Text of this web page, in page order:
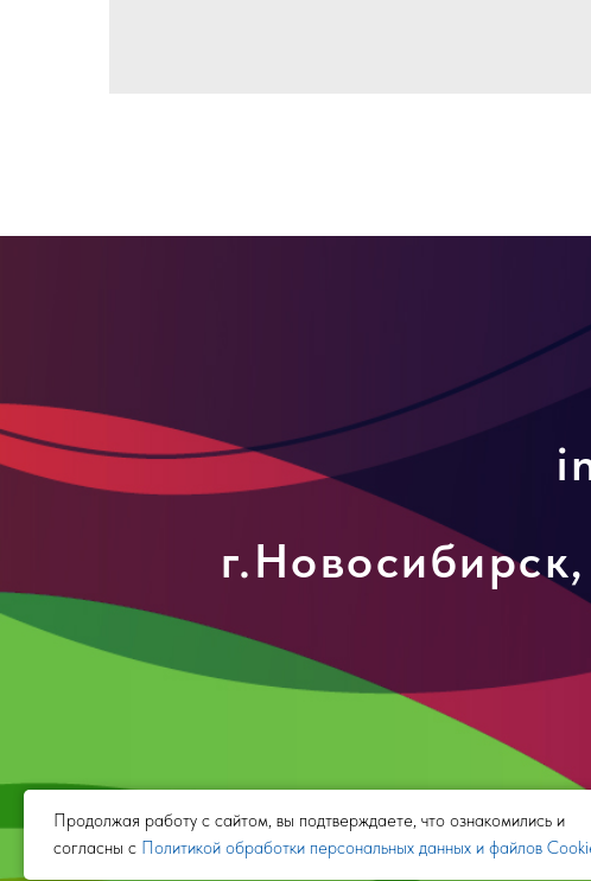
Продолжая работу с сайтом, вы подтверждаете, что ознакомились и
согласны с Политикой обработки персональных данных и файлов